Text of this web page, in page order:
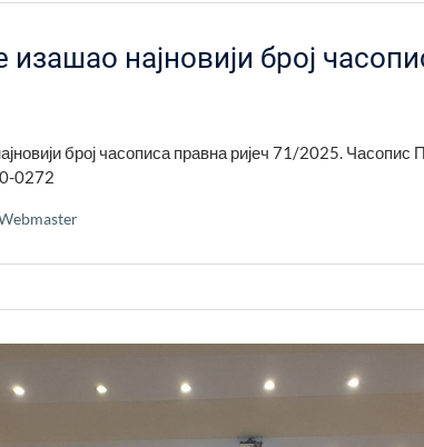
најновији број
број часописа правна ријеч 71/2025. Часопис
0272